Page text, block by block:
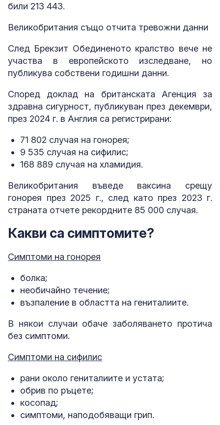
били 213 443.
Великобритания също отчита тревожни данни
След Брекзит Обединеното кралство вече не
участва в европейското изследване, но
публикува собствени годишни данни.
Според доклад на британската Агенция за
здравна сигурност, публикуван през декември,
през 2024 г. в Англия са регистрирани:
71 802 случая на гонорея;
9 535 случая на сифилис;
168 889 случая на хламидия.
Великобритания въведе ваксина срещу
гонорея през 2025 г., след като през 2023 г.
страната отчете рекордните 85 000 случая.
Какви са симптомите?
Симптоми на гонорея
болка;
необичайно течение;
възпаление в областта на гениталиите.
В някои случаи обаче заболяването протича
без симптоми.
Симптоми на сифилис
рани около гениталиите и устата;
обрив по ръцете;
косопад;
симптоми, наподобяващи грип.